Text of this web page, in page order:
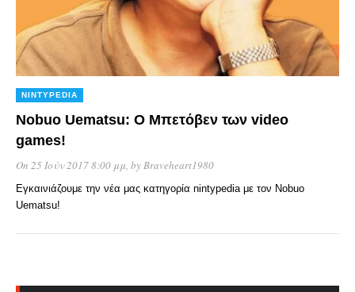
NINTYPEDIA
Nobuo Uematsu: O Μπετόβεν των video
games!
On 25 Ιούν 2017 8:00 μμ, byBraveheart1980
Εγκαινιάζουμε την νέα μας κατηγορία nintypedia με τον Nobuo
Uematsu!